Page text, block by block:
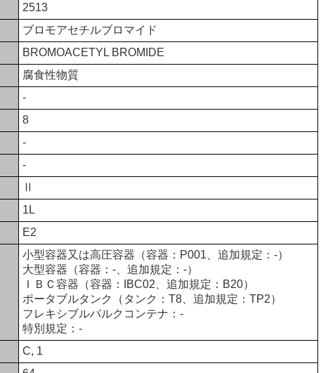
2513
ブロモアセチルブロマイド
BROMOACETYL BROMIDE
腐食性物質
-
8
-
-
Ⅱ
1L
E2
小型容器又は高圧容器（容器：P001、追加規定：-）
大型容器（容器：-、追加規定：-）
ＩＢＣ容器（容器：IBC02、追加規定：B20）
ポータブルタンク（タンク：T8、追加規定：TP2）
フレキシブルバルクコンテナ：-
特別規定：-
C, 1